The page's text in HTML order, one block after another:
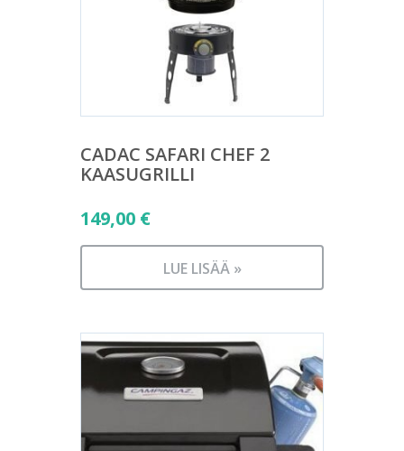
CADAC SAFARI CHEF 2
KAASUGRILLI
149,00 €
LUE LISÄÄ »